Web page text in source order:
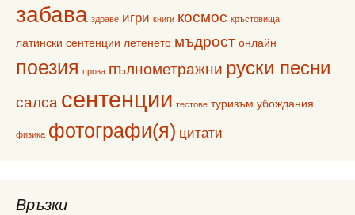
забава здраве игри книги космос кръстовища
латински сентенции летенето мъдрост онлайн
поезия проза пълнометражни руски песни
салса сентенции тестове туризъм убождания
физика фотографи(я) цитати
Връзки